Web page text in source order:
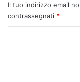
Il tuo indirizzo email
contrassegnati *